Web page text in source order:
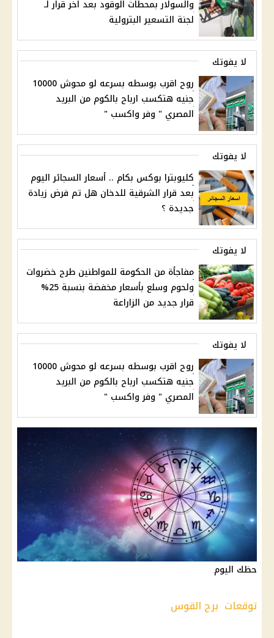
والسولار بمحطات الوقود بعد اخر قرار لـ
لجنة التسعير البترولية
لا يفوتك
روح اقرب بوسطه بسرعه لو محوش 10000
جنيه هتكسب ارباح بالكوم من البريد
المصري " وفر واكسب "
لا يفوتك
كليوبترا بوكس بكام .. أسعار السجائر اليوم
بعد قرار الشرقية للدخان هل تم فرض زيادة
جديدة ؟
لا يفوتك
مفاجأة من الحكومة للمواطنين طرح خضروات
ولحوم وسلع بأسعار مخفضة بنسبة 25%
قرار جديد من الزاراعة
لا يفوتك
روح اقرب بوسطه بسرعه لو محوش 10000
جنيه هتكسب ارباح بالكوم من البريد
المصري " وفر واكسب "
حظك اليوم
توقعات برج القوس